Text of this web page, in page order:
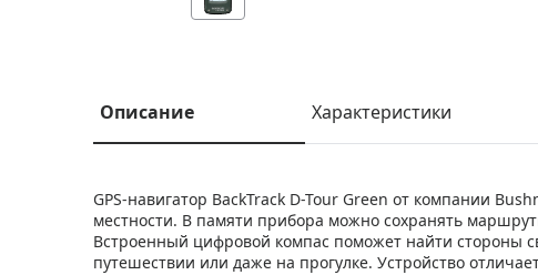
Описание Характеристики
GPS-навигатор BackTrack D-Tour Green от компании
местности. В памяти прибора можно сохранять
Встроенный цифровой компас поможет найти стороны
путешествии или даже на прогулке. Устройство